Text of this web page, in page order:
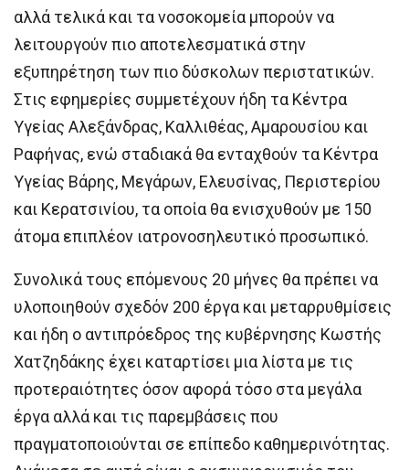
αλλά τελικά και τα νοσοκομεία μπορούν να
λειτουργούν πιο αποτελεσματικά στην
εξυπηρέτηση των πιο δύσκολων περιστατικών.
Στις εφημερίες συμμετέχουν ήδη τα Κέντρα
Υγείας Αλεξάνδρας, Καλλιθέας, Αμαρουσίου και
Ραφήνας, ενώ σταδιακά θα ενταχθούν τα Κέντρα
Υγείας Βάρης, Μεγάρων, Ελευσίνας, Περιστερίου
και Κερατσινίου, τα οποία θα ενισχυθούν με 150
άτομα επιπλέον ιατρονοσηλευτικό προσωπικό.
Συνολικά τους επόμενους 20 μήνες θα πρέπει να
υλοποιηθούν σχεδόν 200 έργα και μεταρρυθμίσεις
και ήδη ο αντιπρόεδρος της κυβέρνησης Κωστής
Χατζηδάκης έχει καταρτίσει μια λίστα με τις
προτεραιότητες όσον αφορά τόσο στα μεγάλα
έργα αλλά και τις παρεμβάσεις που
πραγματοποιούνται σε επίπεδο καθημερινότητας.